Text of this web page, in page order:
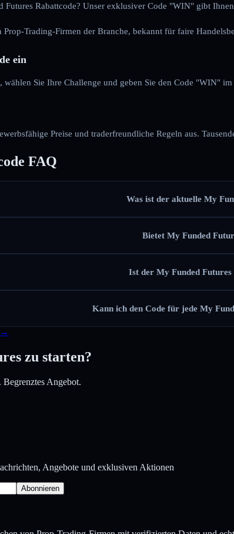
Futures Rabattcode? Unser exklusiver Code "WIN" gibt
Prop-Trading-Firmen der Branche, bekannt für faire
ein
wählen Sie Ihre Challenge und geben Sie den Code "WIN"
Preise und traderfreundliche Regeln aus.
FAQ
Was ist der aktuelle My
Bietet My Funded
Ist der My Funded
Kann ich den Code für jede My
→
zu starten?
Angebot.
Angebote und exklusiven Aktionen
Abonnieren